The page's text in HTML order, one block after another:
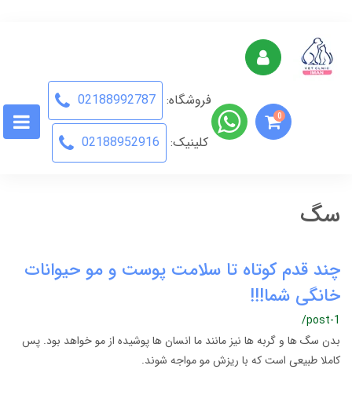
0
فروشگاه: 02188992787
کلینیک: 02188952916
سگ
چند قدم کوتاه تا سلامت پوست و مو حیوانات
خانگی شما!!!
/post-1
بدن سگ ها و گربه ها نیز مانند ما انسان ها پوشیده از مو خواهد بود. پس
کاملا طبیعی است که با ریزش مو مواجه شوند.